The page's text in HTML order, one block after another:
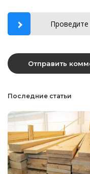
Последние статьи